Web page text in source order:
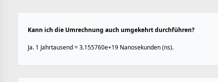
Kann ich die Umrechnung auch umgekehrt durchführen?
Ja. 1 Jahrtausend = 3.155760e+19 Nanosekunden (ns).